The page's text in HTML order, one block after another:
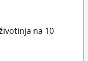
na 10